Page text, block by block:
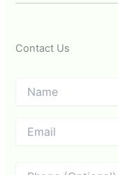
Contact Us